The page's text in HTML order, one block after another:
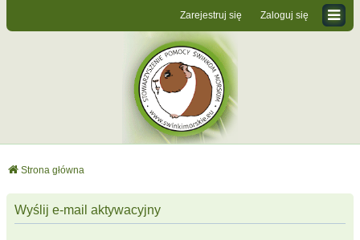
Zaloguj się
Zarejestruj się
Strona główna
Wyślij e-mail aktywacyjny